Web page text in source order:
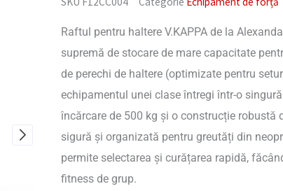
Raftul pentru haltere V.KAPPA de la
supremă de stocare de mare capacitate
de perechi de haltere (optimizate pentru
echipamentul unei clase întregi într-o
încărcare de 500 kg și o construcție robustă
sigură și organizată pentru greutăți din
permite selectarea și curățarea rapidă,
fitness de grup.